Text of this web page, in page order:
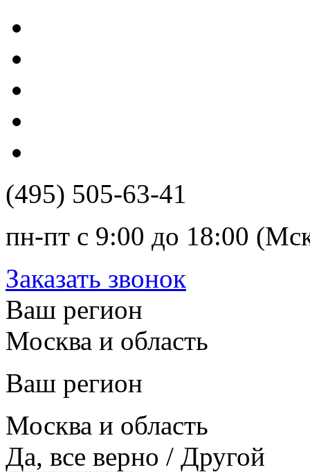
(495) 505-63-41
пн-пт с 9:00 до 18:00
Заказать звонок
Ваш регион
Москва и область
Ваш регион
Москва и область
Да, все верно / Другой